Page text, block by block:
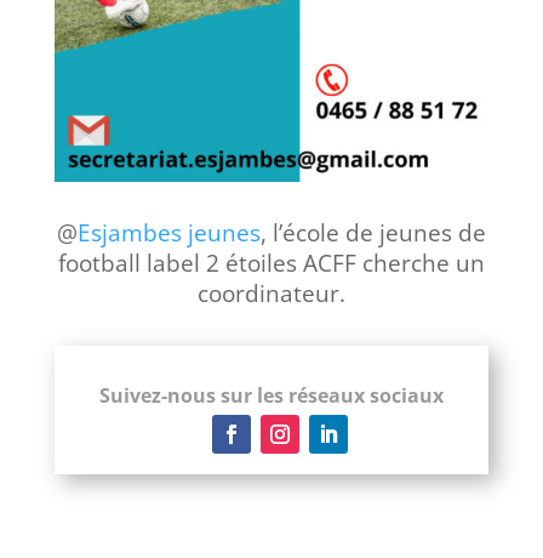
@Esjambes jeunes, l’école de jeunes de
football label 2 étoiles ACFF cherche un
coordinateur.
Suivez-nous sur les réseaux sociaux